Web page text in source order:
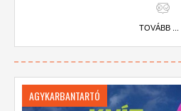
TOVÁBB ...
AGYKARBANTARTÓ